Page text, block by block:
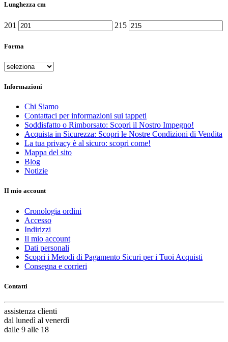
Lunghezza cm
201 215
Forma
Informazioni
Chi Siamo
Contattaci per informazioni sui tappeti
Soddisfatto o Rimborsato: Scopri il Nostro Impegno!
Acquista in Sicurezza: Scopri le Nostre Condizioni di Vendita
La tua privacy è al sicuro: scopri come!
Mappa del sito
Blog
Notizie
II mio account
Cronologia ordini
Accesso
Indirizzi
Il mio account
Dati personali
Scopri i Metodi di Pagamento Sicuri per i Tuoi Acquisti
Consegna e corrieri
Contatti
assistenza clienti
dal lunedì al venerdì
dalle 9 alle 18